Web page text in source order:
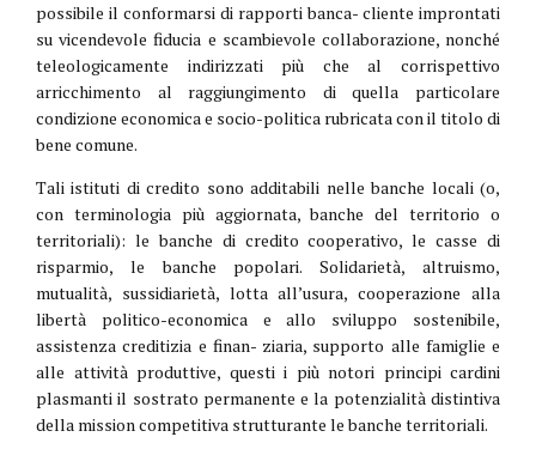
possibile il conformarsi di rapporti banca- cliente improntati
su vicendevole fiducia e scambievole collaborazione, nonché
teleologicamente indirizzati più che al corrispettivo
arricchimento al raggiungimento di quella particolare
condizione economica e socio-politica rubricata con il titolo di
bene comune.
Tali istituti di credito sono additabili nelle banche locali (o,
con terminologia più aggiornata, banche del territorio o
territoriali): le banche di credito cooperativo, le casse di
risparmio, le banche popolari. Solidarietà, altruismo,
mutualità, sussidiarietà, lotta all’usura, cooperazione alla
libertà politico-economica e allo sviluppo sostenibile,
assistenza creditizia e finan- ziaria, supporto alle famiglie e
alle attività produttive, questi i più notori principi cardini
plasmanti il sostrato permanente e la potenzialità distintiva
della mission competitiva strutturante le banche territoriali.